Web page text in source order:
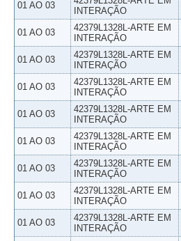
01 AO 03
INTERAÇÃO
01 AO 03
42379L1328L-ARTE EM
INTERAÇÃO
01 AO 03
42379L1328L-ARTE EM
INTERAÇÃO
01 AO 03
42379L1328L-ARTE EM
INTERAÇÃO
01 AO 03
42379L1328L-ARTE EM
INTERAÇÃO
01 AO 03
42379L1328L-ARTE EM
INTERAÇÃO
01 AO 03
42379L1328L-ARTE EM
INTERAÇÃO
01 AO 03
42379L1328L-ARTE EM
INTERAÇÃO
01 AO 03
42379L1328L-ARTE EM
INTERAÇÃO